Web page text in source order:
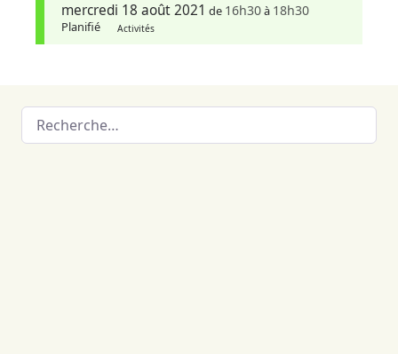
mercredi 18 août 2021 de 16h30à 18h30
Planifié Activités